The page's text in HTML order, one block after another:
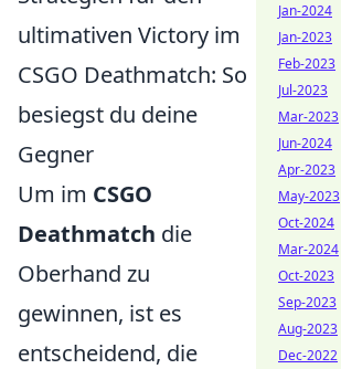
ultimativen Victory im
CSGO Deathmatch: So
besiegst du deine
Gegner
Um im CSGO
Deathmatch die
Oberhand zu
gewinnen, ist es
entscheidend, die
Jan-2024
Jan-2023
Feb-2023
Jul-2023
Mar-2023
Jun-2024
Apr-2023
May-2023
Oct-2024
Mar-2024
Oct-2023
Sep-2023
Aug-2023
Dec-2022